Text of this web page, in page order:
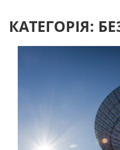
КАТЕГОРІЯ: